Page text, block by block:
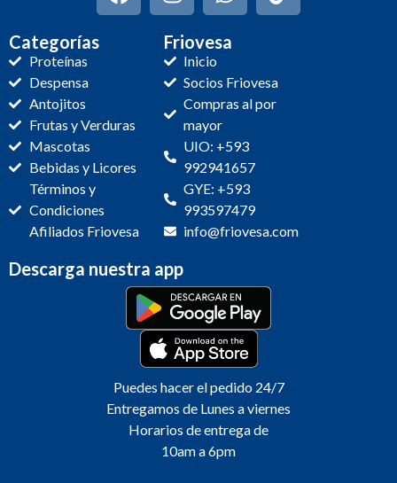
Categorías
Proteínas
Despensa
Antojitos
Frutas y Verduras
Mascotas
Bebidas y Licores
Términos y
Condiciones
Afiliados Friovesa
Friovesa
Inicio
Socios Friovesa
Compras al por
mayor
UIO: +593
992941657
GYE: +593
993597479
info@friovesa.com
Descarga nuestra app
Puedes hacer el pedido 24/7
Entregamos de Lunes a viernes
Horarios de entrega de
10am a 6pm